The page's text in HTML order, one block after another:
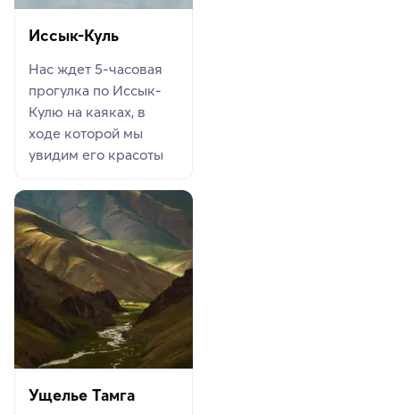
Иссык-Куль
Нас ждет 5-часовая
прогулка по Иссык-
Кулю на каяках, в
ходе которой мы
увидим его красоты
Ущелье Тамга